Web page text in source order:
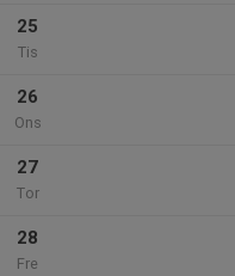
25
Tis
26
Ons
27
Tor
28
Fre